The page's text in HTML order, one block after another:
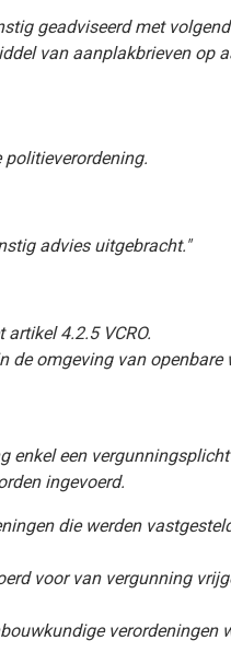
geadviseerd met
van aanplakbrieven op
advies uitgebracht."
4.2.5 VCRO.
omgeving van openbare
enkel een
ingevoerd.
die werden
voor van vergunning
verordeningen